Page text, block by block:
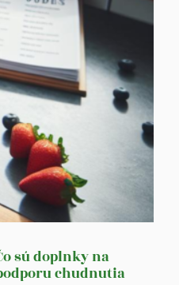
sú doplnky na
chudnutia